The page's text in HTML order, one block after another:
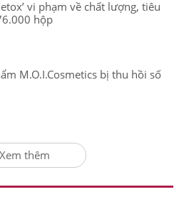
vi phạm về chất lượng, tiêu
hộp
M.O.I.Cosmetics bị thu hồi số
Xem thêm